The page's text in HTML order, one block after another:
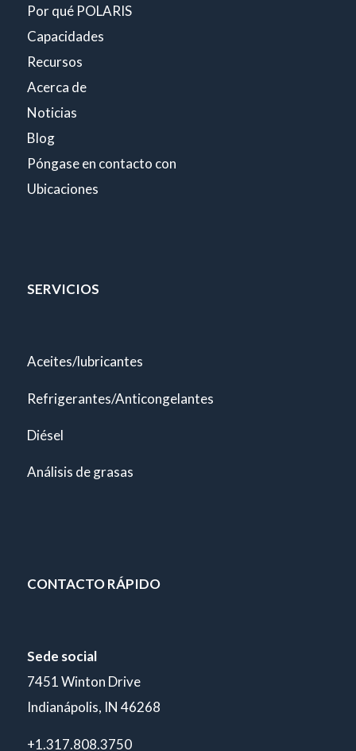
Por qué POLARIS
Capacidades
Recursos
Acerca de
Noticias
Blog
Póngase en contacto con
Ubicaciones
SERVICIOS
Aceites/lubricantes
Refrigerantes/Anticongelantes
Diésel
Análisis de grasas
CONTACTO RÁPIDO
Sede social
7451 Winton Drive
Indianápolis, IN 46268
+1.317.808.3750